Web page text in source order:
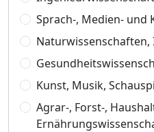
Sprach-, Medien- und
Kunst, Musik,
Agrar-, Forst-,